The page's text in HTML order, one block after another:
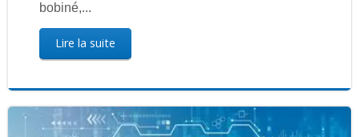
bobiné,...
Lire la suite